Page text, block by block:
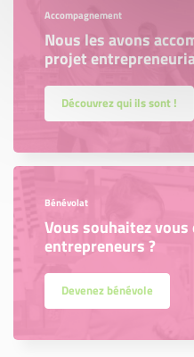
Accompagnement
Nous les avons
projet
Découvrez qui ils sont !
Bénévolat
Vous souhaitez vous
entrepreneurs ?
Devenez bénévole